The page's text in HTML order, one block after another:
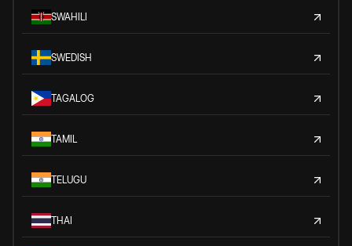
SWAHILI
SWEDISH
TAGALOG
TAMIL
TELUGU
THAI